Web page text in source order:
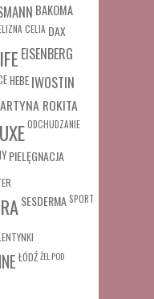
BAKOMA
CELIA DAX
EISENBERG
HEBE IWOSTIN
ROKITA
ODCHUDZANIE
PIELĘGNACJA
SESDERMA SPORT
ŁÓDŹŻEL POD